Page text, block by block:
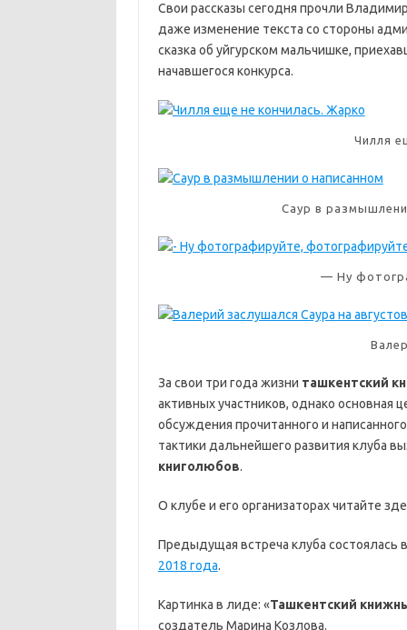
Свои рассказы сегодня прочли
даже изменение текста со стороны
сказка об уйгурском мальчишке,
начавшегося конкурса.
Чилля
Саур в
— Ну
За свои три года жизни ташкентский
активных участников, однако
обсуждения прочитанного и
тактики дальнейшего развития клуба
книголюбов.
О клубе и его организаторах читайте
Предыдущая встреча клуба состоялась
2018 года.
Картинка в лиде: «Ташкентский
создатель Марина Козлова.